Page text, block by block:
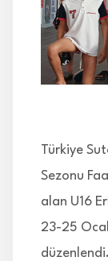
İLETİŞİM
Türkiye
Sezonu
alan U16
23-25